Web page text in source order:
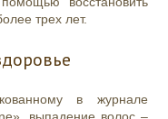
трех лет.
в журнале